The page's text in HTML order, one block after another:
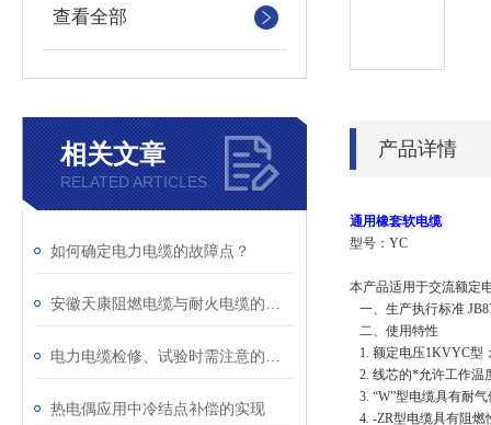
查看全部
相关文章
RELATED ARTICLES
如何确定电力电缆的故障点？
热电偶应用中冷结点补偿的实现
产品详情
通用橡套软电缆
型号： YC
本产品适用于交流额定
一、生产执行标准
二、使用特性
1. 额定电压1KVYC型
2. 线芯的*允许工作温
3. “W”型电缆具有耐
4. -ZR型电缆具有阻燃